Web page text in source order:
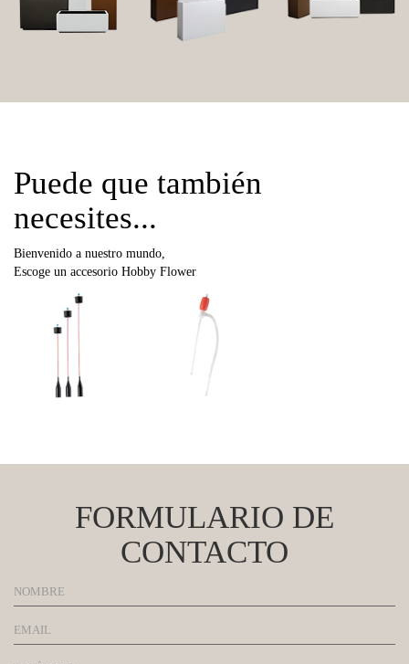
Puede que también
necesites...
Bienvenido a nuestro mundo,
Escoge un accesorio Hobby Flower
FORMULARIO DE
CONTACTO